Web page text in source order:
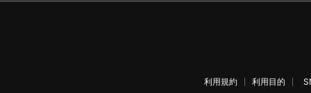
利用規約 利用目的